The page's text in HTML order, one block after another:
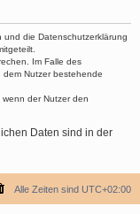
die Datenschutzerklärung
Im Falle des
dem Nutzer bestehende
der Nutzer den
Daten sind in der
Alle Zeiten sind UTC+02:00